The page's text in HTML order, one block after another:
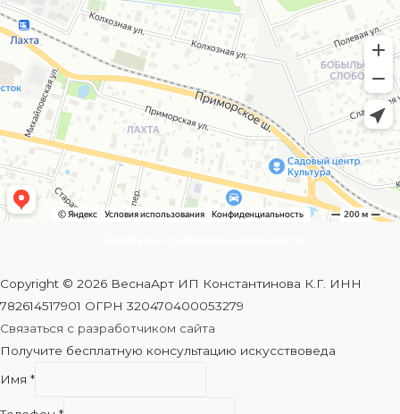
Copyright © 2026 ВеснаАрт ИП Константинова К.Г. ИНН
782614517901 ОГРН 320470400053279
Связаться с разработчиком сайта
Получите бесплатную консультацию искусствоведа
Имя *